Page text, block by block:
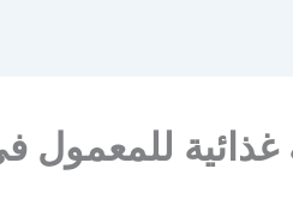
للمعمول